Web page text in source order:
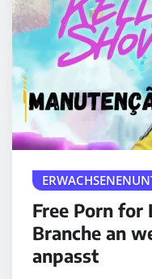
Free Porn for
Branche an
anpasst